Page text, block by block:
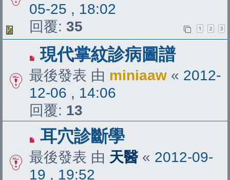
05-25 , 18:02
回覆: 35 1 2 3
現代掌紋診病圖譜
最後發表 由 miniaaw « 2012-
12-06 , 14:06
回覆: 13
耳穴診斷學
最後發表 由 天醫 « 2012-09-
19 , 19:52